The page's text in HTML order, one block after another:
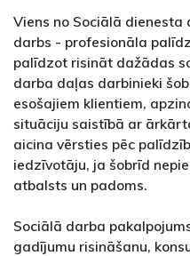
Viens no Sociālā
darbs - profesionāla
palīdzot risināt dažādas
darba daļas darbinieki
esošajiem klientiem,
situāciju saistībā ar
aicina vērsties pēc
iedzīvotāju, ja šobrīd
atbalsts un padoms.
Sociālā darba
gadījumu risināšanu,